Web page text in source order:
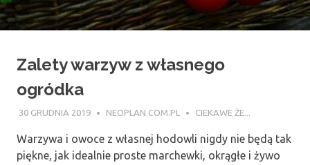
Zalety warzyw z własnego
ogródka
30 GRUDNIA 2019 NEOPLAN.COM.PL CIEKAWE ŻE...
Warzywa i owoce z własnej hodowli nigdy nie będą tak
piękne, jak idealnie proste marchewki, okrągłe i żywo